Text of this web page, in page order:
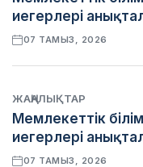
иегерлері
07 ТАМЫЗ, 2026
ЖАҢАЛЫҚТАР
Мемлекеттік
иегерлері
07 ТАМЫЗ, 2026